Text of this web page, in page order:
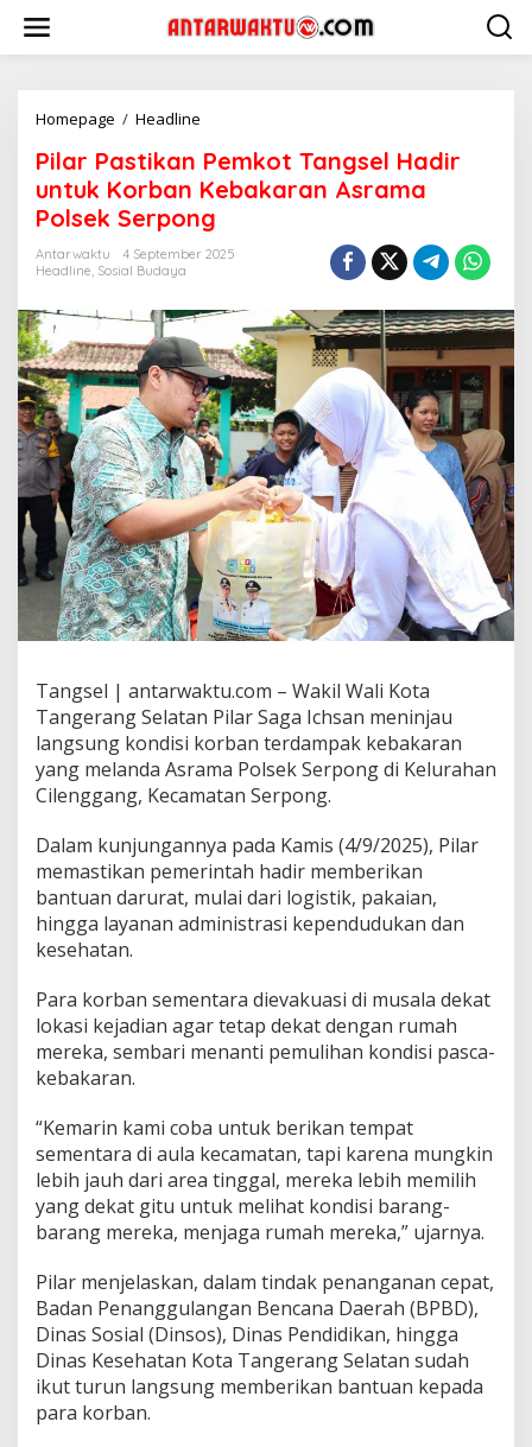
konten
Homepage / Headline
Pemkot
Tangsel
Hadir
untuk
Korban
Polsek
Serpong
Pilar Pastikan Pemkot Tangsel Hadir
untuk Korban Kebakaran Asrama
Polsek Serpong
Antarwaktu
4 September 2025
Headline, Sosial Budaya
Tangsel | antarwaktu.com – Wakil Wali Kota
Tangerang Selatan Pilar Saga Ichsan meninjau
langsung kondisi korban terdampak kebakaran
yang melanda Asrama Polsek Serpong di Kelurahan
Cilenggang, Kecamatan Serpong.
Dalam kunjungannya pada Kamis (4/9/2025), Pilar
memastikan pemerintah hadir memberikan
bantuan darurat, mulai dari logistik, pakaian,
hingga layanan administrasi kependudukan dan
kesehatan.
Para korban sementara dievakuasi di musala dekat
lokasi kejadian agar tetap dekat dengan rumah
mereka, sembari menanti pemulihan kondisi pasca-
kebakaran.
“Kemarin kami coba untuk berikan tempat
sementara di aula kecamatan, tapi karena mungkin
lebih jauh dari area tinggal, mereka lebih memilih
yang dekat gitu untuk melihat kondisi barang-
barang mereka, menjaga rumah mereka,” ujarnya.
Pilar menjelaskan, dalam tindak penanganan cepat,
Badan Penanggulangan Bencana Daerah (BPBD),
Dinas Sosial (Dinsos), Dinas Pendidikan, hingga
Dinas Kesehatan Kota Tangerang Selatan sudah
ikut turun langsung memberikan bantuan kepada
para korban.